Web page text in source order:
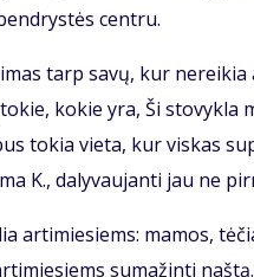
centru.
tarp savų, kur
kokie yra, Ši stovykla
tokia vieta, kur viskas
K., dalyvaujanti jau ne
artimiesiems: mamos,
sumažinti